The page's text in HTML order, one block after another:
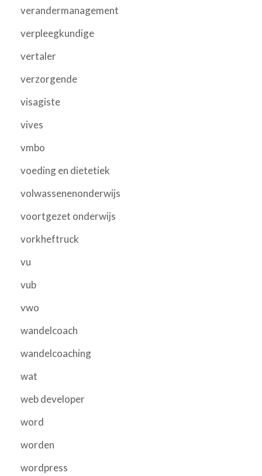
verandermanagement
verpleegkundige
vertaler
verzorgende
visagiste
vives
vmbo
voeding en dietetiek
volwassenenonderwijs
voortgezet onderwijs
vorkheftruck
vu
vub
vwo
wandelcoach
wandelcoaching
wat
web developer
word
worden
wordpress